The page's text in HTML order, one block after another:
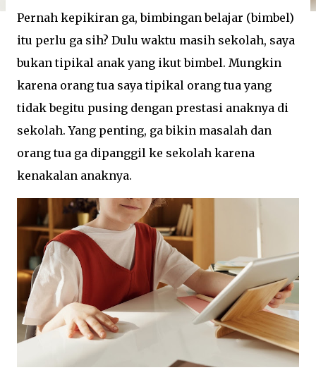
Pernah kepikiran ga, bimbingan belajar (bimbel)
itu perlu ga sih? Dulu waktu masih sekolah, saya
bukan tipikal anak yang ikut bimbel. Mungkin
karena orang tua saya tipikal orang tua yang
tidak begitu pusing dengan prestasi anaknya di
sekolah. Yang penting, ga bikin masalah dan
orang tua ga dipanggil ke sekolah karena
kenakalan anaknya.